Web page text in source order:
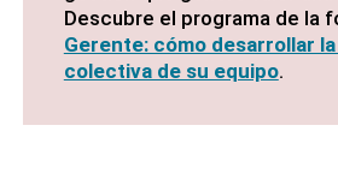
Descubre el programa de la
Gerente: cómo desarrollar
colectiva de su equipo.